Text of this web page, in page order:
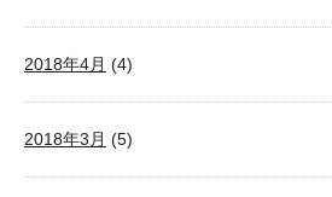
2018年4月 (4)
2018年3月 (5)